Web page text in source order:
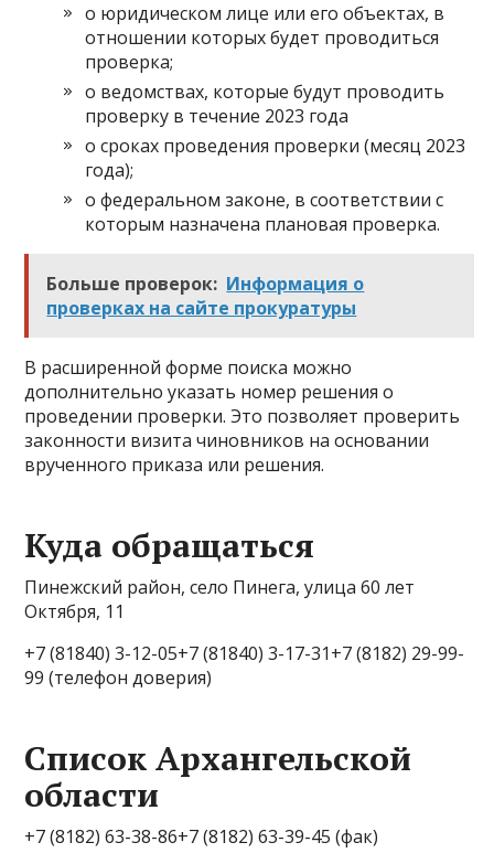
о юридическом лице или его объектах, в
отношении которых будет проводиться
проверка;
о ведомствах, которые будут проводить
проверку в течение 2023 года
о сроках проведения проверки (месяц 2023
года);
о федеральном законе, в соответствии с
которым назначена плановая проверка.
Больше проверок: Информация о
проверках на сайте прокуратуры
В расширенной форме поиска можно
дополнительно указать номер решения о
проведении проверки. Это позволяет проверить
законности визита чиновников на основании
врученного приказа или решения.
Куда обращаться
Пинежский район, село Пинега, улица 60 лет
Октября, 11
+7 (81840) 3-12-05+7 (81840) 3-17-31+7 (8182) 29-99-
99 (телефон доверия)
Список Архангельской
области
+7 (8182) 63-38-86+7 (8182) 63-39-45 (фак)